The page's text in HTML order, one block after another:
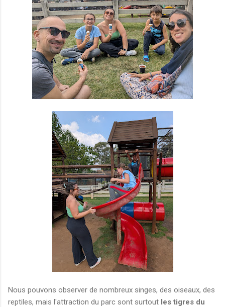
Nous pouvons observer de nombreux singes, des oiseaux, des
reptiles, mais l'attraction du parc sont surtout les tigres du